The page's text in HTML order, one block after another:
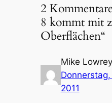
2
8 kommt mit
Oberflächen“
Mike Lowrey
2011